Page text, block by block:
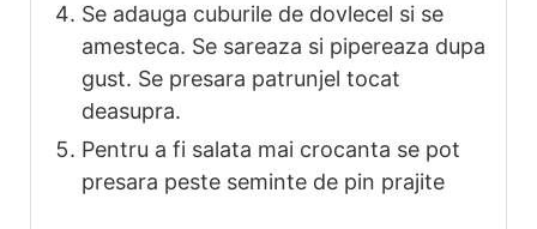
Se adauga cuburile de dovlecel si se
amesteca. Se sareaza si pipereaza dupa
gust. Se presara patrunjel tocat
deasupra.
Pentru a fi salata mai crocanta se pot
presara peste seminte de pin prajite